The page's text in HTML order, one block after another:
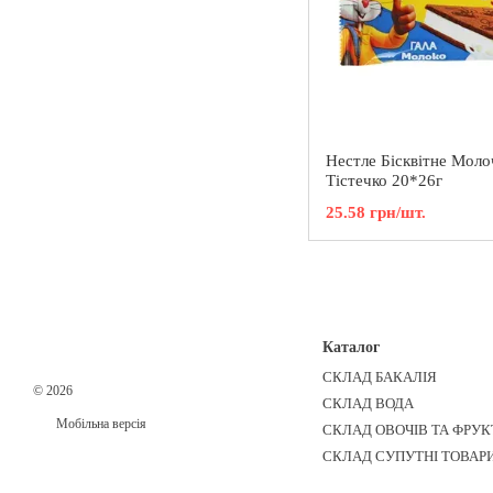
Нестле Бісквітне
Тістечко 20*26г
25.58 грн/шт.
© 2026
Мобільна версія
Каталог
СКЛАД БАКАЛІЯ
СКЛАД ВОДА
СКЛАД ОВОЧІВ ТА
СКЛАД СУПУТНІ